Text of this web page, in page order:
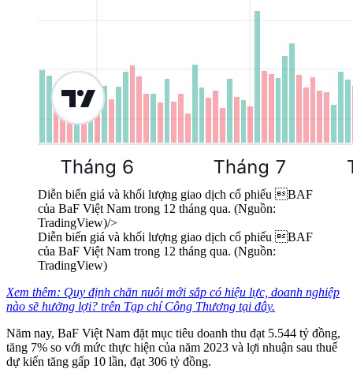
Diễn biến giá và khối lượng giao dịch cổ phiếu BAF
của BaF Việt Nam trong 12 tháng qua. (Nguồn:
TradingView)/>
Diễn biến giá và khối lượng giao dịch cổ phiếu BAF
của BaF Việt Nam trong 12 tháng qua. (Nguồn:
TradingView)
Xem thêm: Quy định chăn nuôi mới sắp có hiệu lực, doanh nghiệp
nào sẽ hưởng lợi? trên Tạp chí Công Thương tại đây.
Năm nay, BaF Việt Nam đặt mục tiêu doanh thu đạt 5.544 tỷ đồng,
tăng 7% so với mức thực hiện của năm 2023 và lợi nhuận sau thuế
dự kiến tăng gấp 10 lần, đạt 306 tỷ đồng.